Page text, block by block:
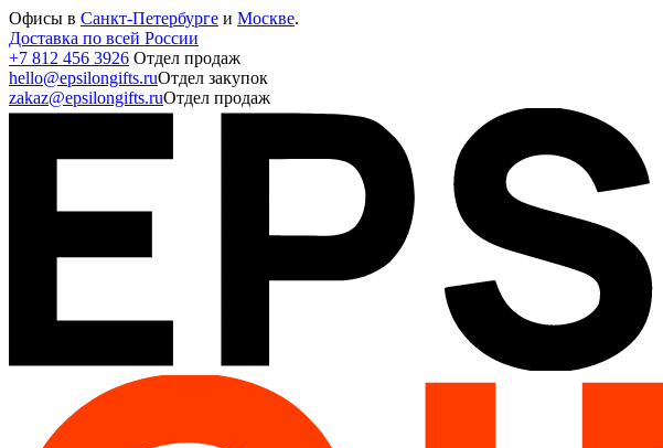
Офисы в Санкт-Петербурге и Москве.
Доставка по всей России
+7 812 456 3926 Отдел продаж
hello@epsilongifts.ruОтдел закупок
zakaz@epsilongifts.ruОтдел продаж